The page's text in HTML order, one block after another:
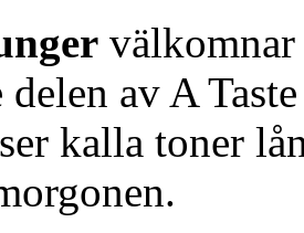
delen av A
kalla toner